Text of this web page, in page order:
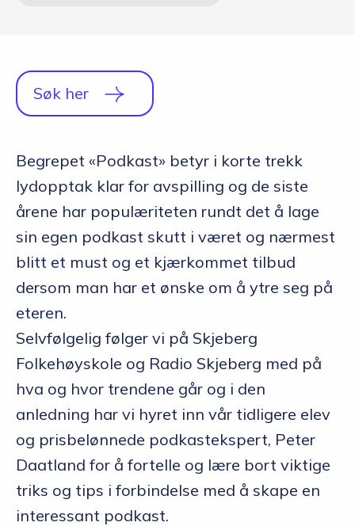
Søk her
Begrepet «Podkast» betyr i korte trekk
lydopptak klar for avspilling og de siste
årene har populæriteten rundt det å lage
sin egen podkast skutt i været og nærmest
blitt et must og et kjærkommet tilbud
dersom man har et ønske om å ytre seg på
eteren.
Selvfølgelig følger vi på Skjeberg
Folkehøyskole og Radio Skjeberg med på
hva og hvor trendene går og i den
anledning har vi hyret inn vår tidligere elev
og prisbelønnede podkastekspert, Peter
Daatland for å fortelle og lære bort viktige
triks og tips i forbindelse med å skape en
interessant podkast.